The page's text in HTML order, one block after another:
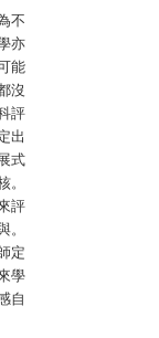
不
亦
能
沒
評
出
式
。
評
。
定
學
自